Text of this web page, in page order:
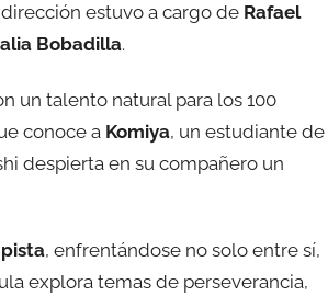
estuvo a cargo de Rafael
Bobadilla.
un talento natural para los 100
conoce a Komiya, un estudiante de
despierta en su compañero un
, enfrentándose no solo entre sí,
explora temas de perseverancia,